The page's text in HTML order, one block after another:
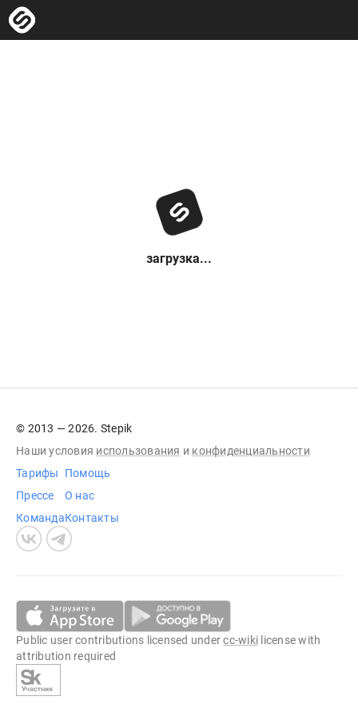
загрузка...
© 2013 — 2026. Stepik
Наши условия использования и конфиденциальности
Тарифы
Прессе
Команда
Помощь
О нас
Контакты
Public user contributions licensed undercc-wiki license with
attribution required